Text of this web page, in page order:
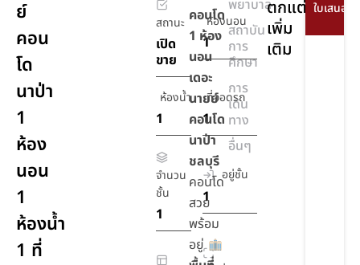
ย์
คอน
โด
นาป่า
1
ห้อง
นอน
1
ห้องน้ำ
1 ที่
สถานะ
เปิด
ขาย
ห้องนอน
1
ห้องน้ำ
1
ที่จอดรถ
1
จำนวน
ชั้น
1
อยู่ชั้น
1
คอนโด
1 ห้อง
นอน
เดอะ
นายย์
คอนโด
นาป่า
ชลบุรี
คอนโด
สวย
พร้อม
อยู่
พยาบาล
สถาบัน
การ
ศึกษา
การ
เดิน
ทาง
อื่นๆ
ตกแต่ง
เพิ่ม
เติม